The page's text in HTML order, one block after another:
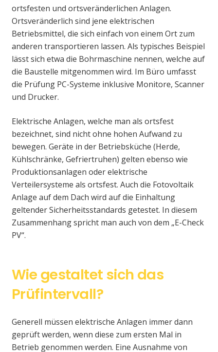
ortsfesten und ortsveränderlichen Anlagen.
Ortsveränderlich sind jene elektrischen
Betriebsmittel, die sich einfach von einem Ort zum
anderen transportieren lassen. Als typisches Beispiel
lässt sich etwa die Bohrmaschine nennen, welche auf
die Baustelle mitgenommen wird. Im Büro umfasst
die Prüfung PC-Systeme inklusive Monitore, Scanner
und Drucker.
Elektrische Anlagen, welche man als ortsfest
bezeichnet, sind nicht ohne hohen Aufwand zu
bewegen. Geräte in der Betriebsküche (Herde,
Kühlschränke, Gefriertruhen) gelten ebenso wie
Produktionsanlagen oder elektrische
Verteilersysteme als ortsfest. Auch die Fotovoltaik
Anlage auf dem Dach wird auf die Einhaltung
geltender Sicherheitsstandards getestet. In diesem
Zusammenhang spricht man auch von dem „E-Check
PV“.
Wie gestaltet sich das
Prüfintervall?
Generell müssen elektrische Anlagen immer dann
geprüft werden, wenn diese zum ersten Mal in
Betrieb genommen werden. Eine Ausnahme von